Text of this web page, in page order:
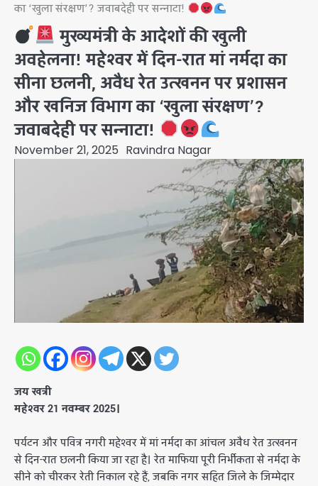
का ‘खुला संरक्षण’? जवाबदेही पर सन्नाटा!
मुख्यमंत्री के आदेशों की खुली
अवहेलना! महेश्वर में दिन-रात मां नर्मदा का
सीना छलनी, अवैध रेत उत्खनन पर प्रशासन
और खनिज विभाग का ‘खुला संरक्षण’?
जवाबदेही पर सन्नाटा!
November 21, 2025 Ravindra Nagar
जय खत्री
महेश्वर 21 नवम्बर 2025।
​पर्यटन और पवित्र नगरी महेश्वर में मां नर्मदा का आंचल अवैध रेत उत्खनन
से दिन-रात छलनी किया जा रहा है। रेत माफिया पूरी निर्भीकता से नर्मदा के
सीने को चीरकर रेती निकाल रहे हैं, जबकि नगर सहित जिले के जिम्मेदार